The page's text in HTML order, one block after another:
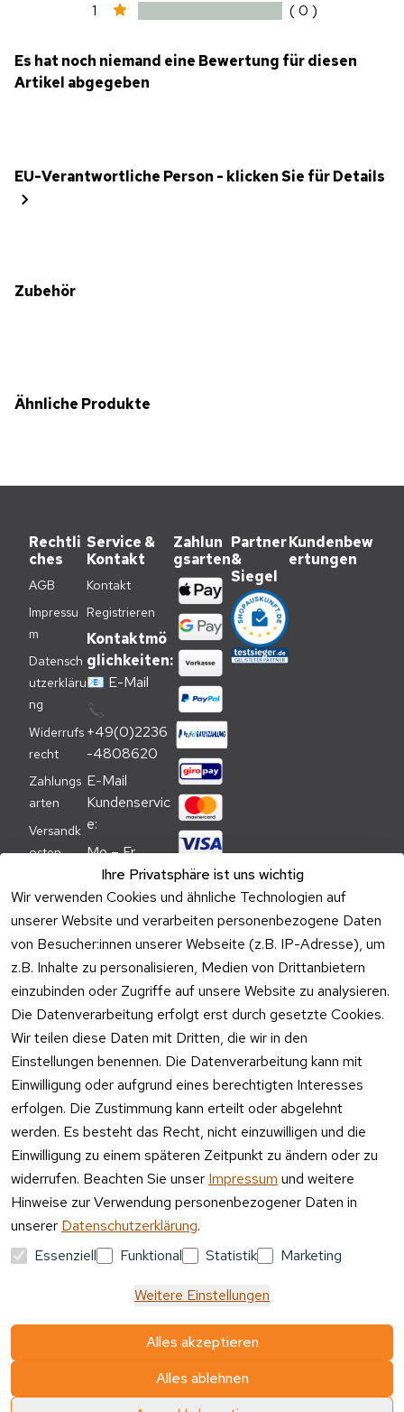
1
( 0 )
Es hat noch niemand eine Bewertung für diesen
Artikel abgegeben
EU-Verantwortliche Person - klicken Sie für Details
Zubehör
Ähnliche Produkte
Ihre Privatsphäre ist uns wichtig
Wir verwenden Cookies und ähnliche Technologien auf
unserer Website und verarbeiten personenbezogene Daten
von Besucher:innen unserer Webseite (z.B. IP-Adresse), um
z.B. Inhalte zu personalisieren, Medien von Drittanbietern
einzubinden oder Zugriffe auf unsere Website zu analysieren.
Die Datenverarbeitung erfolgt erst durch gesetzte Cookies.
Wir teilen diese Daten mit Dritten, die wir in den
Einstellungen benennen. Die Datenverarbeitung kann mit
Einwilligung oder aufgrund eines berechtigten Interesses
erfolgen. Die Zustimmung kann erteilt oder abgelehnt
werden. Es besteht das Recht, nicht einzuwilligen und die
Einwilligung zu einem späteren Zeitpunkt zu ändern oder zu
widerrufen. Beachten Sie unser Impressum und weitere
Hinweise zur Verwendung personenbezogener Daten in
unserer Datenschutzerklärung.
Essenziell
Funktional Statistik Marketing
Weitere Einstellungen
Alles akzeptieren
Alles ablehnen
Rechtli
ches
AGB
Impressu
m
Datensch
utzerkläru
ng
Widerrufs
recht
Zahlungs
arten
Versandk
osten
nweis
Verpacku
ngshinwei
se
Altgeräte
-
Entsorgu
ng
Vertrag
widerrufen
Service &
Kontakt
Kontakt
Registrieren
Kontaktmö
glichkeiten:
📧 E-Mail
📞
+49(0)2236
-4808620
E-Mail
Kundenservic
e:
Mo – Fr
09:00 –
17:00 Uhr
Telefon
Kundenservic
e:
Mo – Fr 11:00
– 15:00 Uhr
Zahlun
gsarten
Versa
ndpa
rtner
Partner
&
Siegel
Kundenbew
ertungen